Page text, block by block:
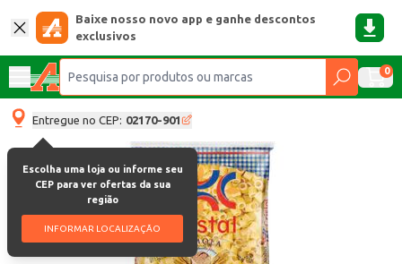
Baixe nosso novo app e ganhe descontos
exclusivos
0
Entregue no CEP: 02170-901
Escolha uma loja ou informe seu
CEP para ver ofertas da sua
região
INFORMAR LOCALIZAÇÃO